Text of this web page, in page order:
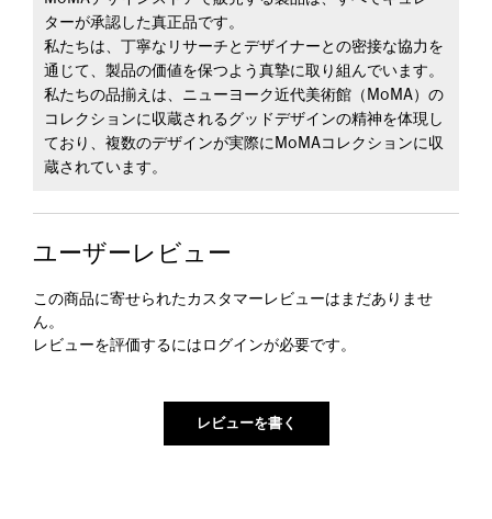
ターが承認した真正品です。
私たちは、丁寧なリサーチとデザイナーとの密接な協力を
通じて、製品の価値を保つよう真摯に取り組んでいます。
私たちの品揃えは、ニューヨーク近代美術館（MoMA）の
コレクションに収蔵されるグッドデザインの精神を体現し
ており、複数のデザインが実際にMoMAコレクションに収
蔵されています。
ユーザーレビュー
この商品に寄せられたカスタマーレビューはまだありませ
ん。
レビューを評価するには ログインが必要です。